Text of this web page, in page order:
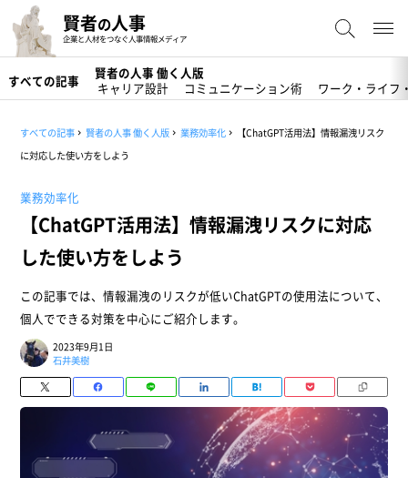
賢者の人事
企業と人材をつなぐ人事情報メディア
すべての記事
賢者の人事 働く人版
キャリア設計
コミュニケーション術 ワーク・ライフ
すべての記事 賢者の人事 働く人版 業務効率化
【ChatGPT活用法】情報漏洩リスク
に対応した使い方をしよう
業務効率化
【ChatGPT活用法】情報漏洩リスクに対応
した使い方をしよう
この記事では、情報漏洩のリスクが低いChatGPTの使用法について、
個人でできる対策を中心にご紹介します。
2023年9月1日
石井美樹